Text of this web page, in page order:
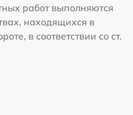
работ выполняются
находящихся в
в соответствии со ст.